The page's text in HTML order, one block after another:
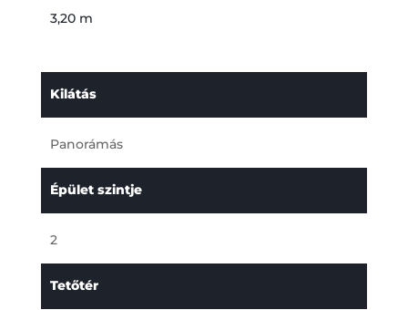
3,20 m
Kilátás
Panorámás
Épület szintje
2
Tetőtér